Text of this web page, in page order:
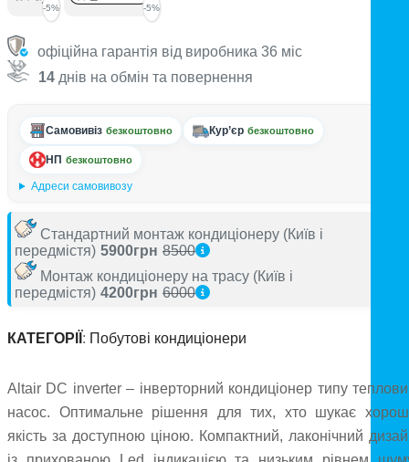
-5% -5%
офіційна гарантія від виробника 36 міс
14 днів на обмін та повернення
Самовивіз безкоштовно Кур’єр безкоштовно
НП безкоштовно
Адреси самовивозу
Стандартний монтаж кондиціонеру (Київ і
передмістя) 5900грн 8500
Монтаж кондиціонеру на трасу (Київ і
передмістя) 4200грн 6000
КАТЕГОРІЇ : Побутові кондиціонери
Altair DC inverter – інверторний кондиціонер типу
насос. Оптимальне рішення для тих, хто шукає
якість за доступною ціною. Компактний, лаконічний